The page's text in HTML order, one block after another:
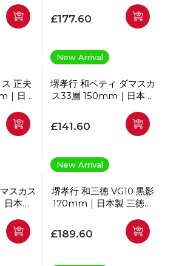
通常価格
£177.60
正夫
｜日本
New Arrival
堺孝行 和ペティ ダマスカ
ス33層 150mm｜日本製
通常価格
£141.60
スカス
本製
New Arrival
堺孝行 和三徳 VG10 黒影
170mm｜日本製 三徳包
通常価格
£189.60